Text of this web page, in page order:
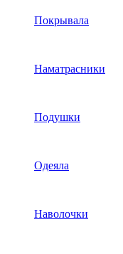
Покрывала
Наматрасники
Подушки
Одеяла
Наволочки